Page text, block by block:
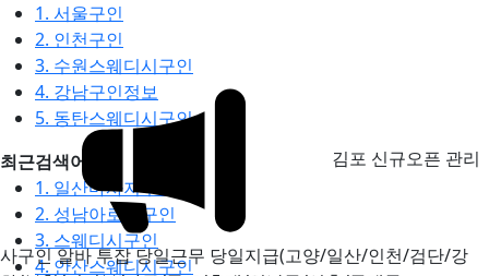
1. 서울구인
2. 인천구인
3. 수원스웨디시구인
4. 강남구인정보
5. 동탄스웨디시구인
최근검색어
1. 일산마사지구인
2. 성남아로마구인
3. 스웨디시구인
4. 안산스웨디시구인
김포 신규오픈 관리
사구인 알바 투잡 당일근무 당일지급(고양/일산/인천/검단/강